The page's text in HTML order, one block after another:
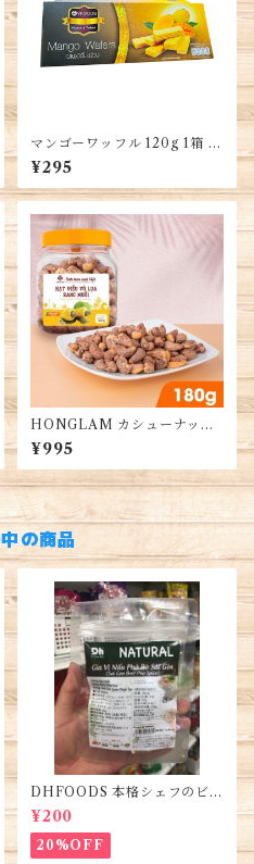
マンゴーワッフル 120g 1箱 ハ
ラル認証・Mango Wafers
¥295
HONGLAM カシューナッツ
180G・HỒNG LAM Hạt Đi
ều Rang Sấy 180G
¥995
の商品
DHFOODS 本格シェフのビー
フフォーのセット・Gia Vị Ph
ở Bò Sài Gòn
¥200
20%OFF